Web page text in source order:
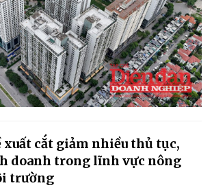
xuất cắt giảm nhiều thủ tục,
doanh trong lĩnh vực nông
trường